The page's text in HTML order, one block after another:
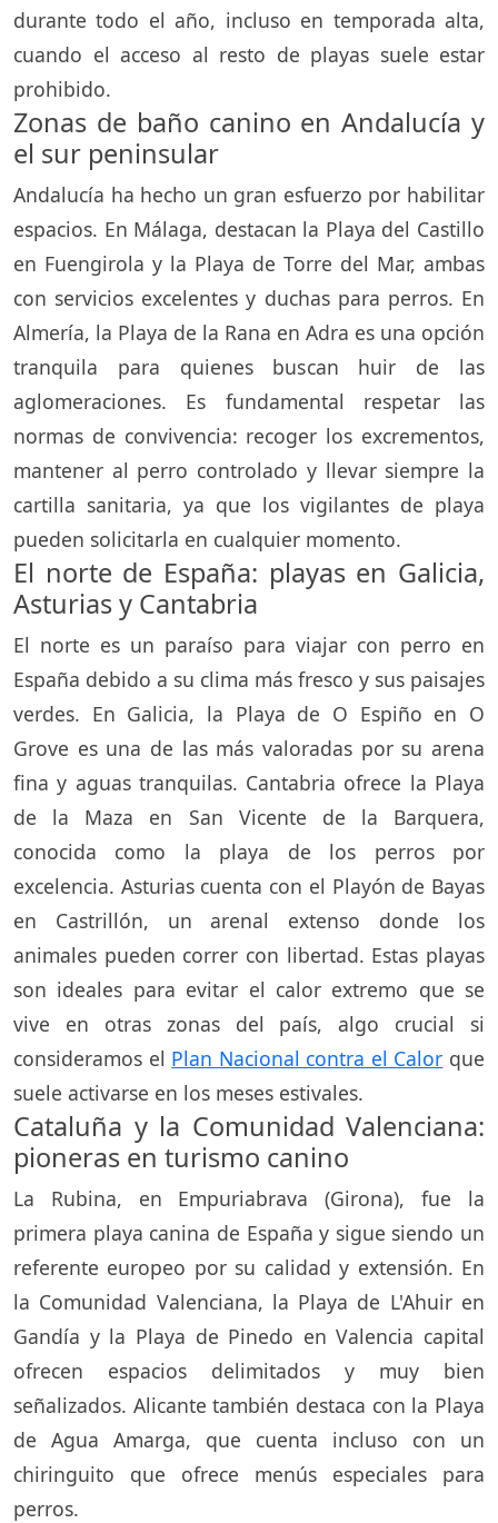
durante todo el año, incluso en temporada alta,
cuando el acceso al resto de playas suele estar
prohibido.
Zonas de baño canino en Andalucía y
el sur peninsular
Andalucía ha hecho un gran esfuerzo por habilitar
espacios. En Málaga, destacan la Playa del Castillo
en Fuengirola y la Playa de Torre del Mar, ambas
con servicios excelentes y duchas para perros. En
Almería, la Playa de la Rana en Adra es una opción
tranquila para quienes buscan huir de las
aglomeraciones. Es fundamental respetar las
normas de convivencia: recoger los excrementos,
mantener al perro controlado y llevar siempre la
cartilla sanitaria, ya que los vigilantes de playa
pueden solicitarla en cualquier momento.
El norte de España: playas en Galicia,
Asturias y Cantabria
El norte es un paraíso para viajar con perro en
España debido a su clima más fresco y sus paisajes
verdes. En Galicia, la Playa de O Espiño en O
Grove es una de las más valoradas por su arena
fina y aguas tranquilas. Cantabria ofrece la Playa
de la Maza en San Vicente de la Barquera,
conocida como la playa de los perros por
excelencia. Asturias cuenta con el Playón de Bayas
en Castrillón, un arenal extenso donde los
animales pueden correr con libertad. Estas playas
son ideales para evitar el calor extremo que se
vive en otras zonas del país, algo crucial si
consideramos el Plan Nacional contra el Calor que
suele activarse en los meses estivales.
Cataluña y la Comunidad Valenciana:
pioneras en turismo canino
La Rubina, en Empuriabrava (Girona), fue la
primera playa canina de España y sigue siendo un
referente europeo por su calidad y extensión. En
la Comunidad Valenciana, la Playa de L'Ahuir en
Gandía y la Playa de Pinedo en Valencia capital
ofrecen espacios delimitados y muy bien
señalizados. Alicante también destaca con la Playa
de Agua Amarga, que cuenta incluso con un
chiringuito que ofrece menús especiales para
perros.